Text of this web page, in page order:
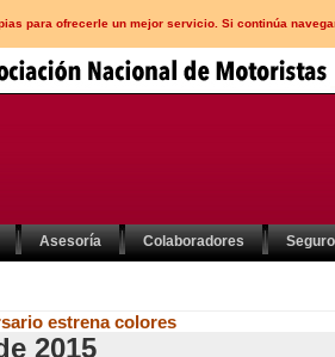
para ofrecerle un mejor servicio. Si continúa
Asesoría Colaboradores
estrena colores
2015